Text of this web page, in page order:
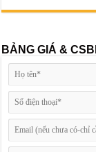
BẢNG GIÁ &